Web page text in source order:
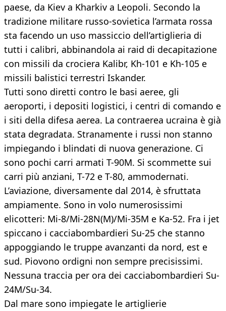
paese, da Kiev a Kharkiv a Leopoli. Secondo la
tradizione militare russo-sovietica l’armata rossa
sta facendo un uso massiccio dell’artiglieria di
tutti i calibri, abbinandola ai raid di decapitazione
con missili da crociera Kalibr, Kh-101 e Kh-105 e
missili balistici terrestri Iskander.
Tutti sono diretti contro le basi aeree, gli
aeroporti, i depositi logistici, i centri di comando e
i siti della difesa aerea. La contraerea ucraina è già
stata degradata. Stranamente i russi non stanno
impiegando i blindati di nuova generazione. Ci
sono pochi carri armati T-90M. Si scommette sui
carri più anziani, T-72 e T-80, ammodernati.
L’aviazione, diversamente dal 2014, è sfruttata
ampiamente. Sono in volo numerosissimi
elicotteri: Mi-8/Mi-28N(M)/Mi-35M e Ka-52. Fra i jet
spiccano i cacciabombardieri Su-25 che stanno
appoggiando le truppe avanzanti da nord, est e
sud. Piovono ordigni non sempre precisissimi.
Nessuna traccia per ora dei cacciabombardieri Su-
24M/Su-34.
Dal mare sono impiegate le artiglierie